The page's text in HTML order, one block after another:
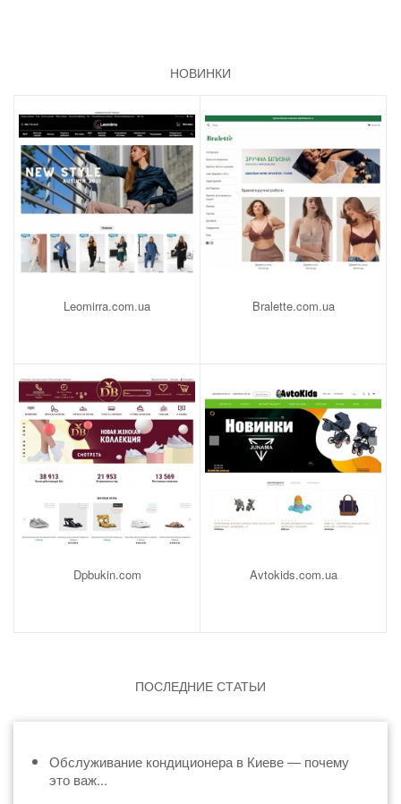
НОВИНКИ
Leomirra.com.ua Bralette.com.ua
Dpbukin.com Avtokids.com.ua
ПОСЛЕДНИЕ СТАТЬИ
Обслуживание кондиционера в Киеве — почему
это важ...